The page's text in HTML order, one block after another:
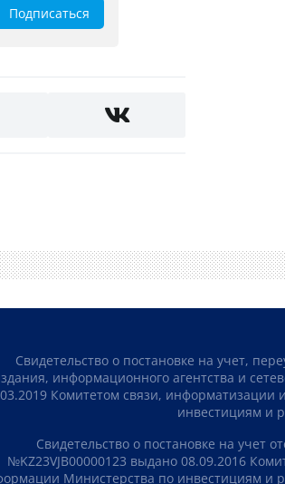
Подписаться
Свидетельство о постановке на учет,
информационного агентства и
Комитетом связи,
инвестициям и
Свидетельство о постановке на учет
№KZ23VJB00000123 выдано 08.09.2016
Министерства по инвестициям и